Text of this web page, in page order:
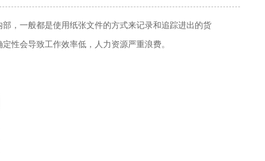
，一般都是使用纸张文件的方式来记录和追踪进出的货
性会导致工作效率低，人力资源严重浪费。